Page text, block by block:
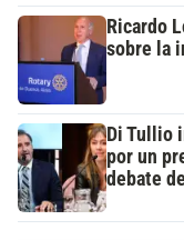
Ricardo
sobre la
Di Tullio
por un
debate